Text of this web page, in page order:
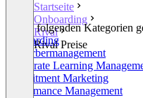
Startseite
Onboarding
Rival
Rival Preise
In den folgenden Kategorien
Onboarding
Bewerbermanagement
Corporate Learning
Recruitment Marketing
Performance Management